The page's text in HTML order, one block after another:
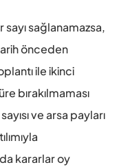
sağlanamazsa,
önceden
ile ikinci
bırakılmaması
ve arsa payları
kararlar oy